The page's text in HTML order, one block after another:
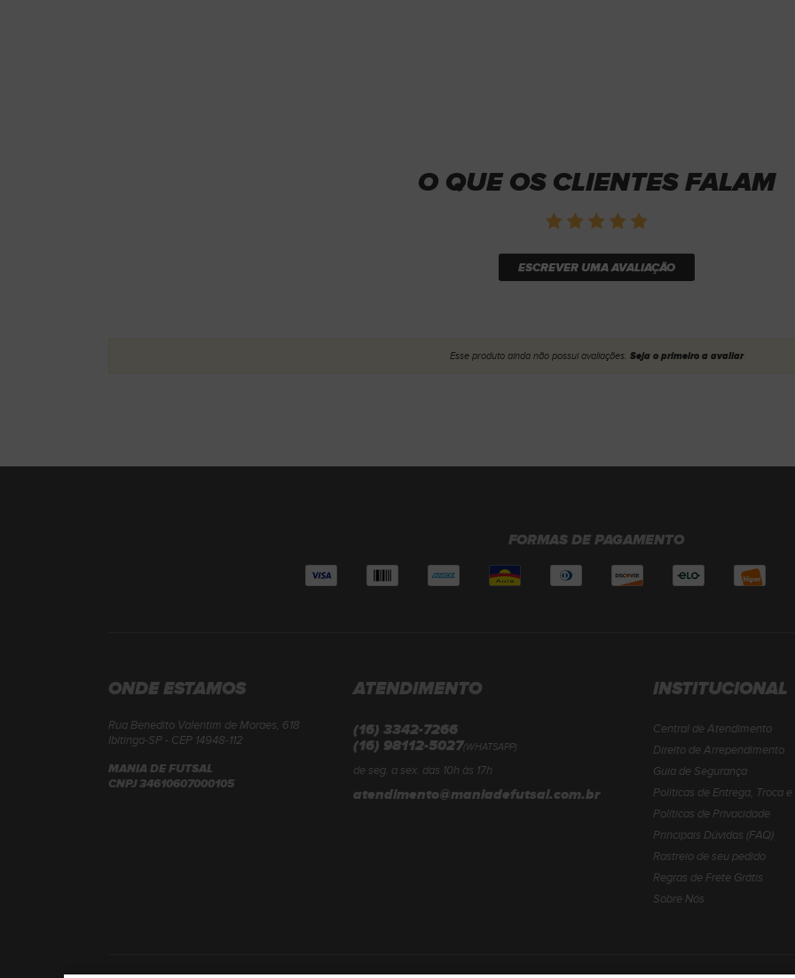
O QUE OS CLIENTES FALAM
ESCREVER UMA AVALIAÇÃO
Esse produto ainda não possui avaliações. Seja o primeiro a avaliar
FORMAS DE PAGAMENTO
ONDE ESTAMOS
Rua Benedito Valentim de Moraes, 618
Ibitinga-SP - CEP 14948-112
MANIA DE FUTSAL
CNPJ 34610607000105
ATENDIMENTO
(16) 3342-7266
(16) 98112-5027(WHATSAPP)
de seg. a sex. das 10h às 17h
atendimento@maniadefutsal.com.br
INSTITUCIONAL
Central de Atendimento
Direito de Arrependimento
Guia de Segurança
Políticas de Entrega, Troca
Políticas de Privacidade
Principais Dúvidas (FAQ)
Rastreio de seu pedido
Regras de Frete Grátis
Sobre Nós